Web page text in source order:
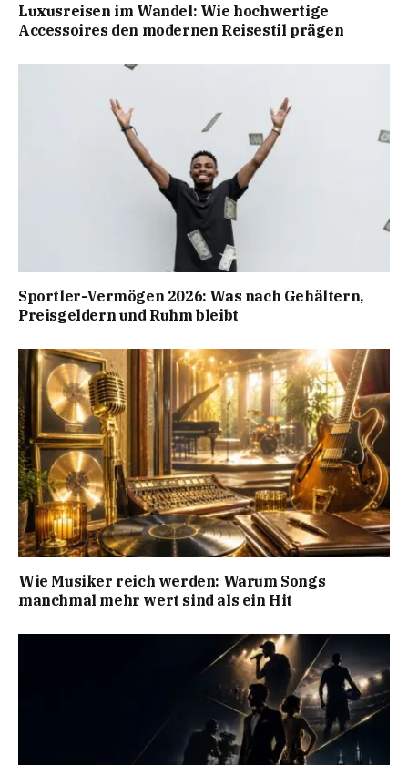
Luxusreisen im Wandel: Wie hochwertige
Accessoires den modernen Reisestil prägen
Sportler-Vermögen 2026: Was nach Gehältern,
Preisgeldern und Ruhm bleibt
Wie Musiker reich werden: Warum Songs
manchmal mehr wert sind als ein Hit